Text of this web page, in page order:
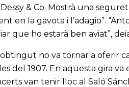
& Co. Mostrà una
en la gavota i l’adagio”.
que ho estarà ben aviat”,
no va tornar a oferir
del 1907. En aquesta gira
van tenir lloc al Saló